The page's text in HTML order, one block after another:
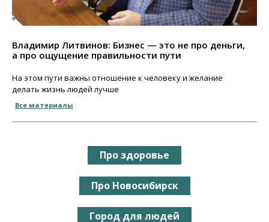
Владимир Литвинов: Бизнес — это не про деньги,
а про ощущение правильности пути
На этом пути важны отношение к человеку и желание
делать жизнь людей лучше
Все материалы
Про здоровье
Про Новосибирск
Город для людей